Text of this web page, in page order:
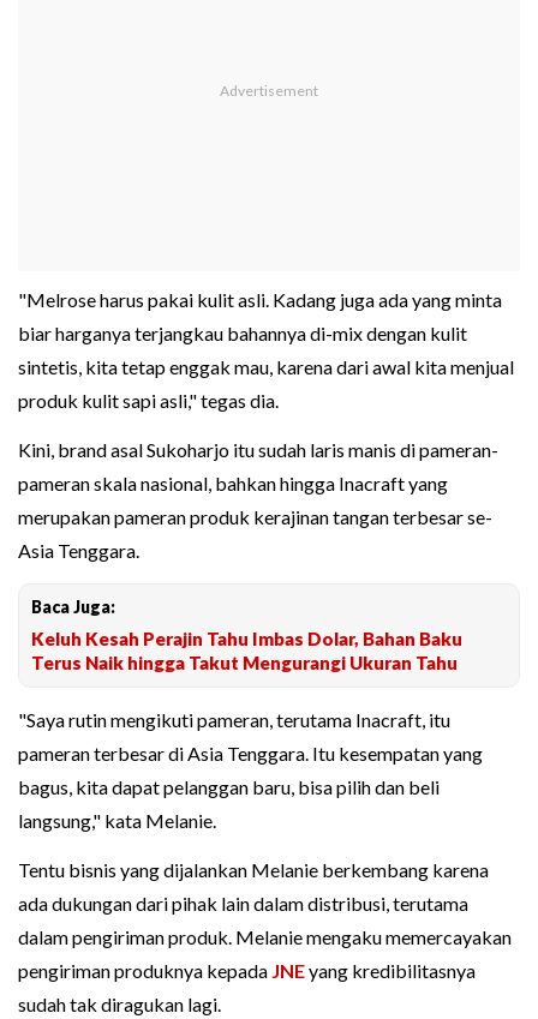
"Melrose harus pakai kulit asli. Kadang juga ada yang minta
biar harganya terjangkau bahannya di-mix dengan kulit
sintetis, kita tetap enggak mau, karena dari awal kita menjual
produk kulit sapi asli," tegas dia.
Kini, brand asal Sukoharjo itu sudah laris manis di pameran-
pameran skala nasional, bahkan hingga Inacraft yang
merupakan pameran produk kerajinan tangan terbesar se-
Asia Tenggara.
Baca Juga:
Keluh Kesah Perajin Tahu Imbas Dolar, Bahan Baku
Terus Naik hingga Takut Mengurangi Ukuran Tahu
"Saya rutin mengikuti pameran, terutama Inacraft, itu
pameran terbesar di Asia Tenggara. Itu kesempatan yang
bagus, kita dapat pelanggan baru, bisa pilih dan beli
langsung," kata Melanie.
Tentu bisnis yang dijalankan Melanie berkembang karena
ada dukungan dari pihak lain dalam distribusi, terutama
dalam pengiriman produk. Melanie mengaku memercayakan
pengiriman produknya kepada JNEyang kredibilitasnya
sudah tak diragukan lagi.